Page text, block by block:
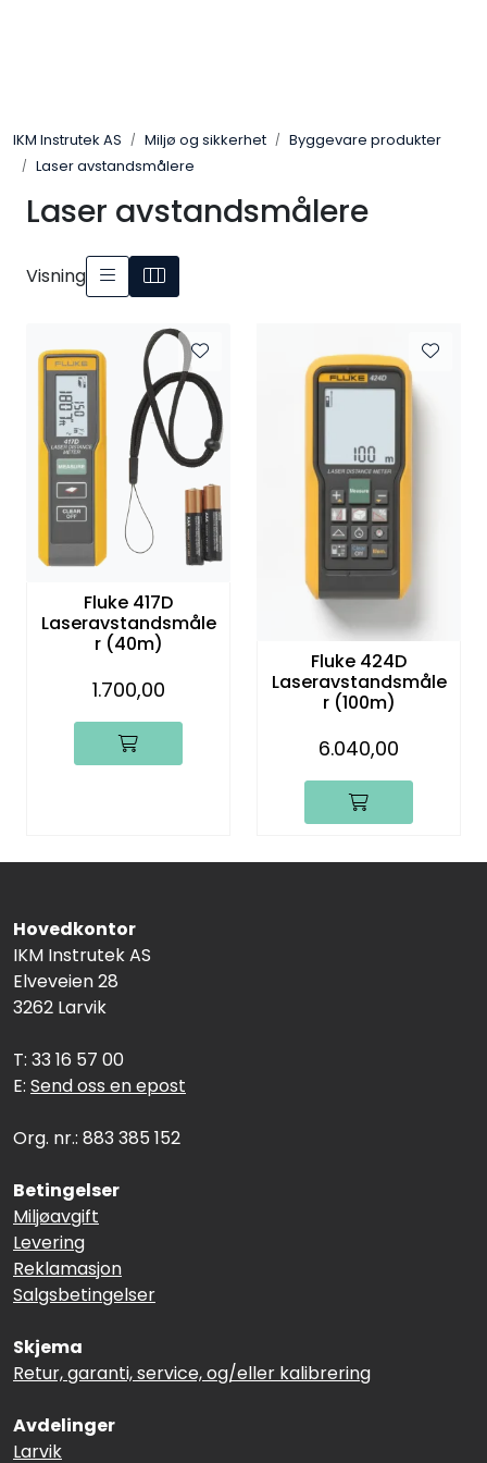
IKM Instrutek AS Miljø og sikkerhet
Byggevare produkter
Laser avstandsmålere
Laser avstandsmålere
Visning
Fluke 417D
Laseravstandsmåle
r (40m)
1.700,00
Fluke 424D
Laseravstandsmåle
r (100m)
6.040,00
Hovedkontor
IKM Instrutek AS
Elveveien 28
3262 Larvik
T: 33 16 57 00
E: Send oss en epost
Org. nr.: 883 385 152
Betingelser
Miljøavgift
Levering
Reklamasjon
Salgsbetingelser
Skjema
Retur, garanti, service, og/eller kalibrering
Avdelinger
Larvik
Elektro
Elektronikk
Prosess
Frekvensomformere
Miljø og sikkerhet
Kalibratorer
Termografi
Undervisning
Navigasjon & Kommunikasjon
Maskinvern & Instrumentering
Outlet